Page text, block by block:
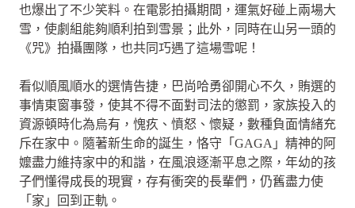
也爆出了不少笑料。在電影拍攝期間，運氣好碰上兩場大
雪，使劇組能夠順利拍到雪景；此外，同時在山另一頭的
《咒》拍攝團隊，也共同巧遇了這場雪呢！
看似順風順水的選情告捷，巴尚哈勇卻開心不久，賄選的
事情東窗事發，使其不得不面對司法的懲罰，家族投入的
資源頓時化為烏有，愧疚、憤怒、懷疑，數種負面情緒充
斥在家中。隨著新生命的誕生，恪守「GAGA」精神的阿
嬤盡力維持家中的和諧，在風浪逐漸平息之際，年幼的孩
子們懂得成長的現實，存有衝突的長輩們，仍舊盡力使
「家」回到正軌。